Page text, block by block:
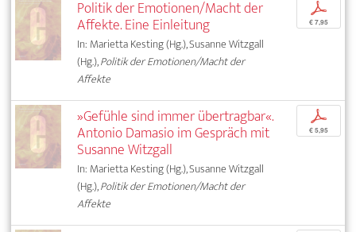
Politik der Emotionen/Macht der
Affekte. Eine Einleitung
In: Marietta Kesting (Hg.), Susanne Witzgall
(Hg.),Politik der Emotionen/Macht der
Affekte
p
€ 7,95
»Gefühle sind immer übertragbar«.
Antonio Damasio im Gespräch mit
Susanne Witzgall
In: Marietta Kesting (Hg.), Susanne Witzgall
(Hg.),Politik der Emotionen/Macht der
Affekte
p
€ 5,95